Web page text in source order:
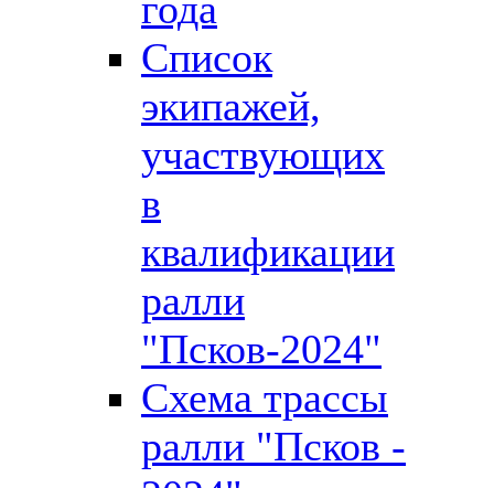
Список
экипажей,
участвующих
в
квалификации
ралли
"Псков-2024"
Схема трассы
ралли "Псков -